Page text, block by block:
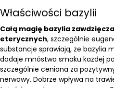
Właściwości bazylii
Całą magię bazylia
eterycznych, szczególnie
substancje sprawiają, że bazylia
dodaje mnóstwa smaku każdej
szczególnie ceniona za
nerwowy. Dobrze wpływa na